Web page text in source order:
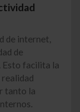
de internet,
de
Esto facilita la
realidad
tanto la